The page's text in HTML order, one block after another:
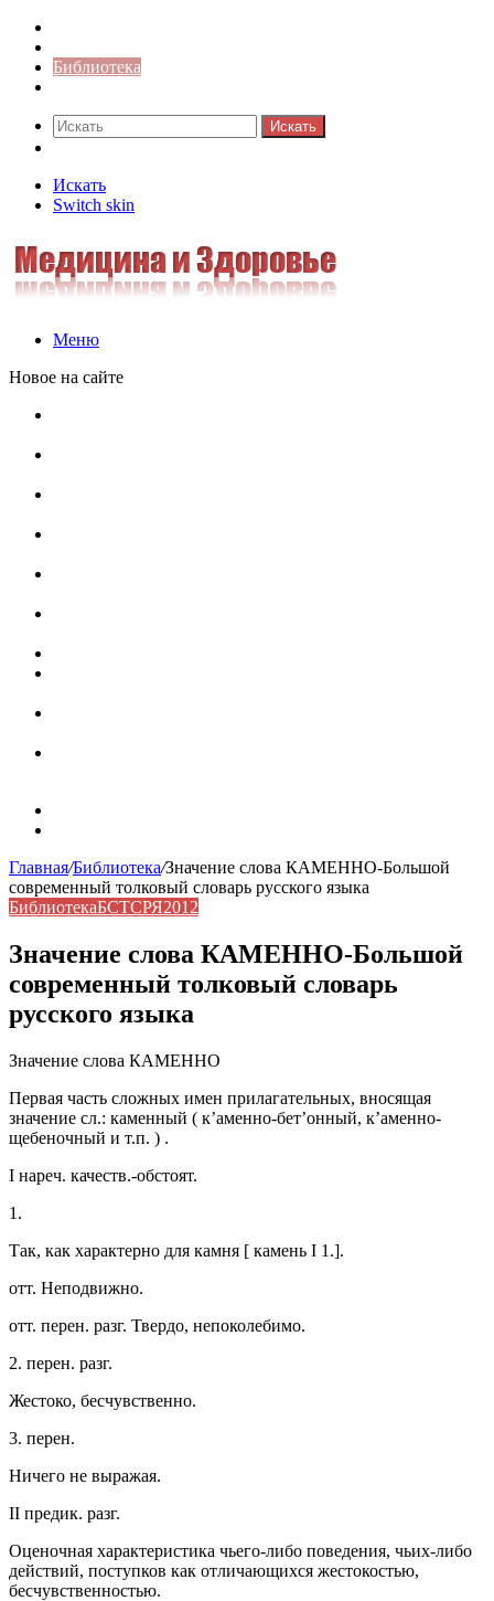
Библиотека
Искать
Искать
Switch skin
Меню
Новое на сайте
Главная/Библиотека/Значение слова КАМЕННО-Большой
современный толковый словарь русского языка
БиблиотекаБСТСРЯ2012
Значение слова КАМЕННО-Большой
современный толковый словарь
русского языка
Значение слова КАМЕННО
Первая часть сложных имен прилагательных, вносящая
значение сл.: каменный ( к’аменно-бет’онный, к’аменно-
щебеночный и т.п. ) .
I нареч. качеств.-обстоят.
1.
Так, как характерно для камня [ камень I 1.].
отт. Неподвижно.
отт. перен. разг. Твердо, непоколебимо.
2. перен. разг.
Жестоко, бесчувственно.
3. перен.
Ничего не выражая.
II предик. разг.
Оценочная характеристика чьего-либо поведения, чьих-либо
действий, поступков как отличающихся жестокостью,
бесчувственностью.